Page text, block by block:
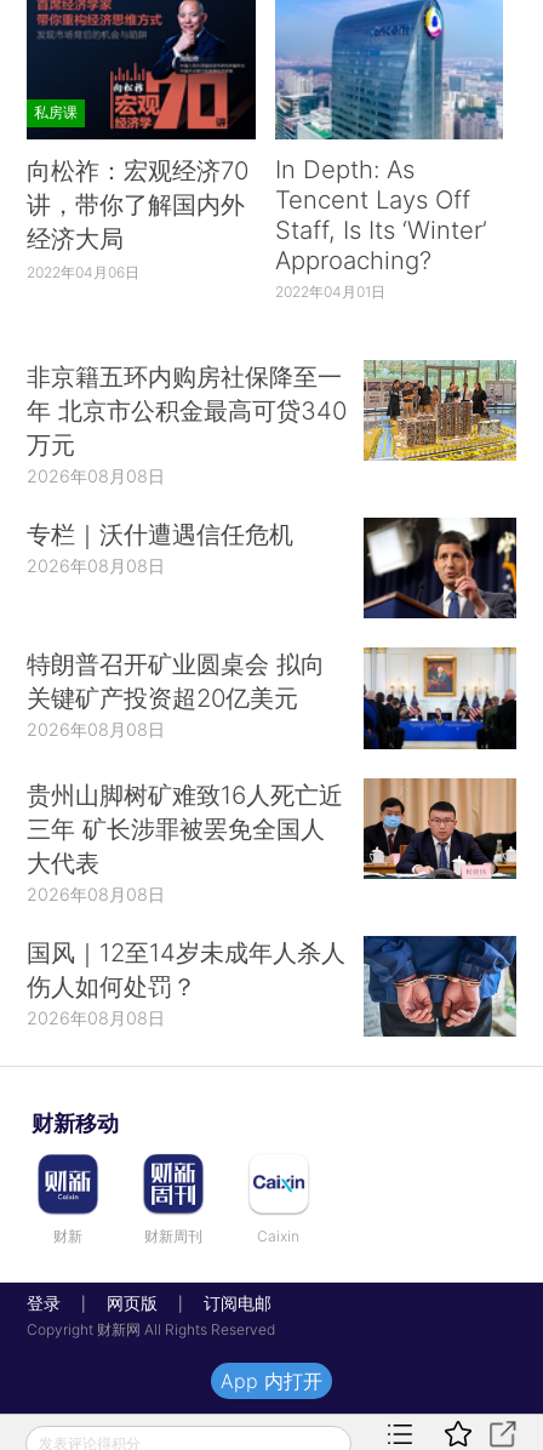
私房课
向松祚：宏观经济70
讲，带你了解国内外
经济大局
2022年04月06日
In Depth: As
Tencent Lays Off
Staff, Is Its ‘Winter’
Approaching?
2022年04月01日
非京籍五环内购房社保降至一
年 北京市公积金最高可贷340
万元
2026年08月08日
专栏｜沃什遭遇信任危机
2026年08月08日
特朗普召开矿业圆桌会 拟向
关键矿产投资超20亿美元
2026年08月08日
贵州山脚树矿难致16人死亡近
三年 矿长涉罪被罢免全国人
大代表
2026年08月08日
国风｜12至14岁未成年人杀人
伤人如何处罚？
2026年08月08日
财新移动
财新 财新周刊 Caixin
登录 网页版 订阅电邮
Copyright 财新网 All Rights Reserved
发表评论得积分
App 内打开